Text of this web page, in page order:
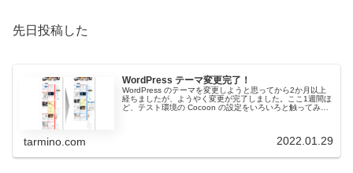
先日投稿した
WordPress テーマ変更完了！
WordPress のテーマを変更しようと思ってから2か月以上
経ちましたが、ようやく変更が完了しました。ここ1週間ほ
ど、テスト環境の Cocoon の設定をいろいろと触ってみ
tarmino.com 2022.01.29